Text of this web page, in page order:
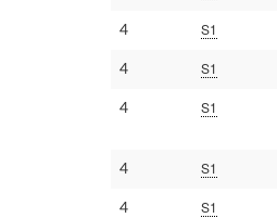
4 S1
4 S1
4 S1
4 S1
4 S1